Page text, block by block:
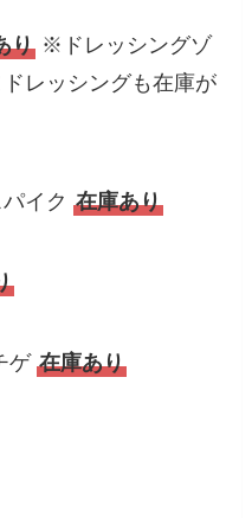
り ※ドレッシングゾ
レッシングも在庫が
パイク在庫あり
ゲ在庫あり